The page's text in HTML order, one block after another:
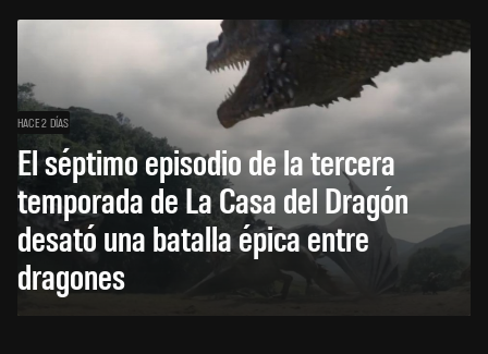
HACE 2 DÍAS
El séptimo episodio de la tercera
temporada de La Casa del Dragón
desató una batalla épica entre
dragones